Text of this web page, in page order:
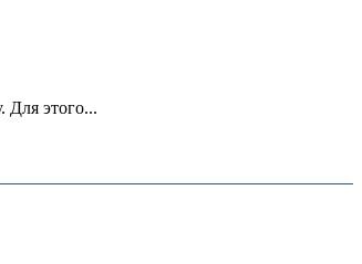
Для этого...